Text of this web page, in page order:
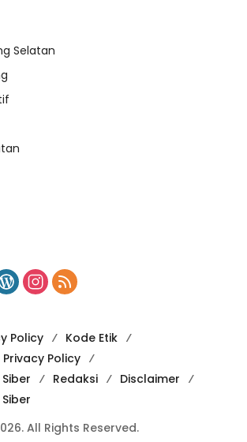
Selatan
Policy
Kode Etik
Privacy Policy
Redaksi
Disclaimer
All Rights Reserved.